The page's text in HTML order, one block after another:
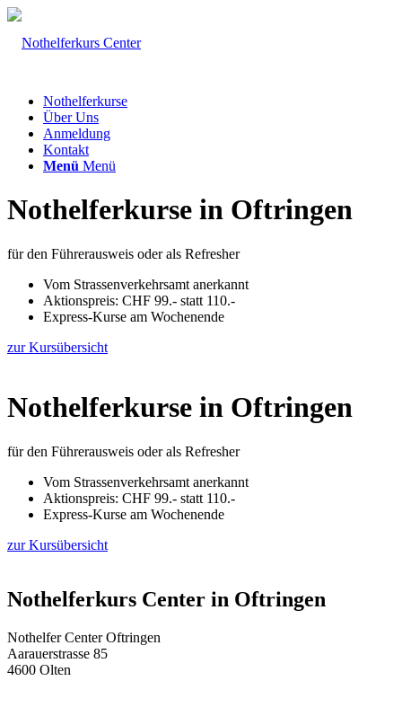
Nothelferkurse
Über Uns
Anmeldung
Kontakt
Menü Menü
Nothelferkurse in Oftringen
für den Führerausweis oder als Refresher
Vom Strassenverkehrsamt anerkannt
Aktionspreis: CHF 99.- statt 110.-
Express-Kurse am Wochenende
zur Kursübersicht
Nothelferkurse in Oftringen
für den Führerausweis oder als Refresher
Vom Strassenverkehrsamt anerkannt
Aktionspreis: CHF 99.- statt 110.-
Express-Kurse am Wochenende
zur Kursübersicht
Nothelferkurs Center in Oftringen
Nothelfer Center Oftringen
Aarauerstrasse 85
4600 Olten